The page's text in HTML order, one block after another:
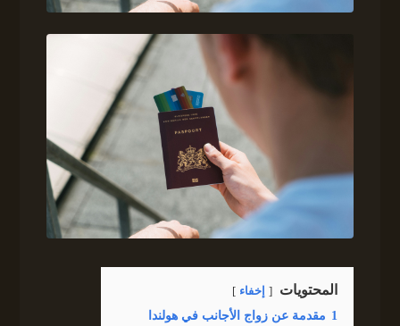
المحتويات إخفاء
1 مقدمة عن زواج الأجانب في هولندا